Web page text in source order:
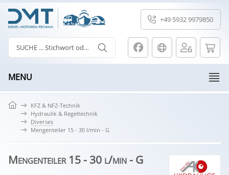
+49 5932 9979850
MENU
KFZ & NFZ-Technik
Hydraulik & Regeltechnik
Diverses
Mengenteiler 15 - 30 l/min - G
Mengenteiler 15 - 30 l/min - G